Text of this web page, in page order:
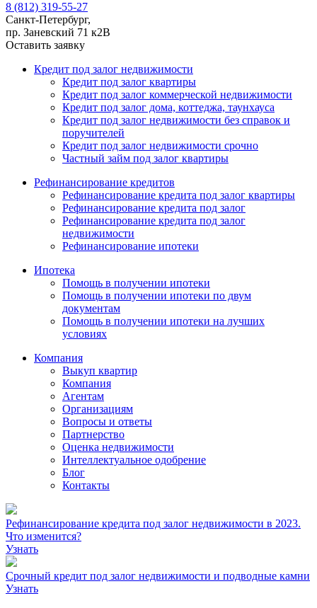
8 (812) 319-55-27
Санкт-Петербург,
пр. Заневский 71 к2В
Оставить заявку
Кредит под залог недвижимости
Кредит под залог квартиры
Кредит под залог коммерческой недвижимости
Кредит под залог дома, коттеджа, таунхауса
Кредит под залог недвижимости без справок и
поручителей
Кредит под залог недвижимости срочно
Частный займ под залог квартиры
Рефинансирование кредитов
Рефинансирование кредита под залог квартиры
Рефинансирование кредита под залог
Рефинансирование кредита под залог
недвижимости
Рефинансирование ипотеки
Ипотека
Помощь в получении ипотеки
Помощь в получении ипотеки по двум
документам
Помощь в получении ипотеки на лучших
условиях
Компания
Выкуп квартир
Компания
Агентам
Организациям
Вопросы и ответы
Партнерство
Оценка недвижимости
Интеллектуальное одобрение
Блог
Контакты
Рефинансирование кредита под залог недвижимости в 2023.
Что изменится?
Узнать
Срочный кредит под залог недвижимости и подводные камни
Узнать